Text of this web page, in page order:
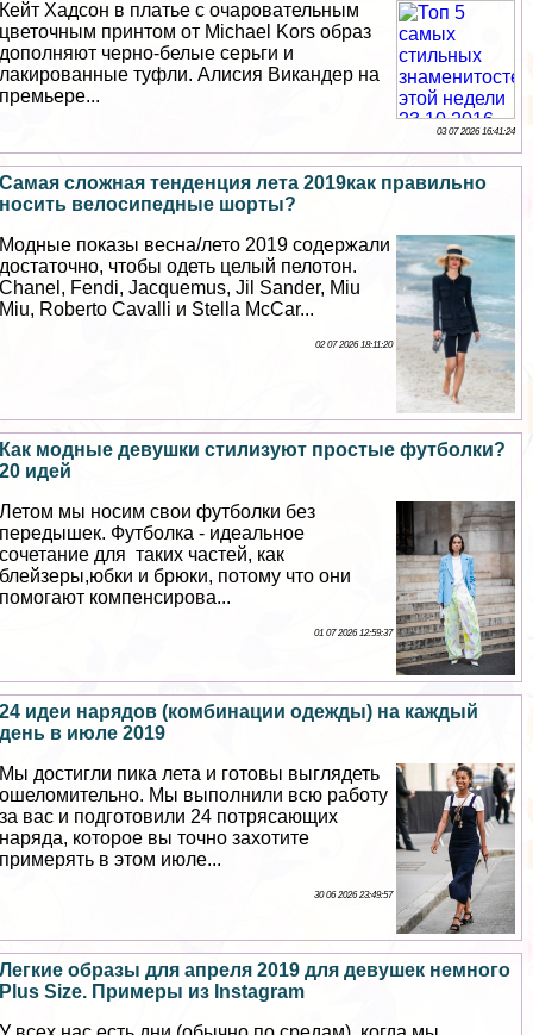
Кейт Хадсон в платье с очаровательным
цветочным принтом от Michael Kors образ
дополняют черно-белые серьги и
лакированные туфли. Алисия Викандер на
премьере...
03 07 2026 16:41:24
Самая сложная тенденция лета 2019как правильно
носить велосипедные шорты?
Модные показы весна/лето 2019 содержали
достаточно, чтобы одеть целый пелотон.
Chanel, Fendi, Jacquemus, Jil Sander, Miu
Miu, Roberto Cavalli и Stella McCar...
02 07 2026 18:11:20
Как модные дeвyшки стилизуют простые футболки?
20 идей
Летом мы носим свои футболки без
передышек. Футболка - идеальное
сочетание для таких частей, как
блейзеры,юбки и брюки, потому что они
помогают компенсирова...
01 07 2026 12:59:37
24 идеи нарядов (комбинации одежды) на каждый
день в июле 2019
Мы достигли пика лета и готовы выглядеть
ошеломительно. Мы выполнили всю работу
за вас и подготовили 24 потрясающих
наряда, которое вы точно захотите
примерять в этом июле...
30 06 2026 23:49:57
Легкие образы для апреля 2019 для дeвyшек немного
Plus Size. Примеры из Instagram